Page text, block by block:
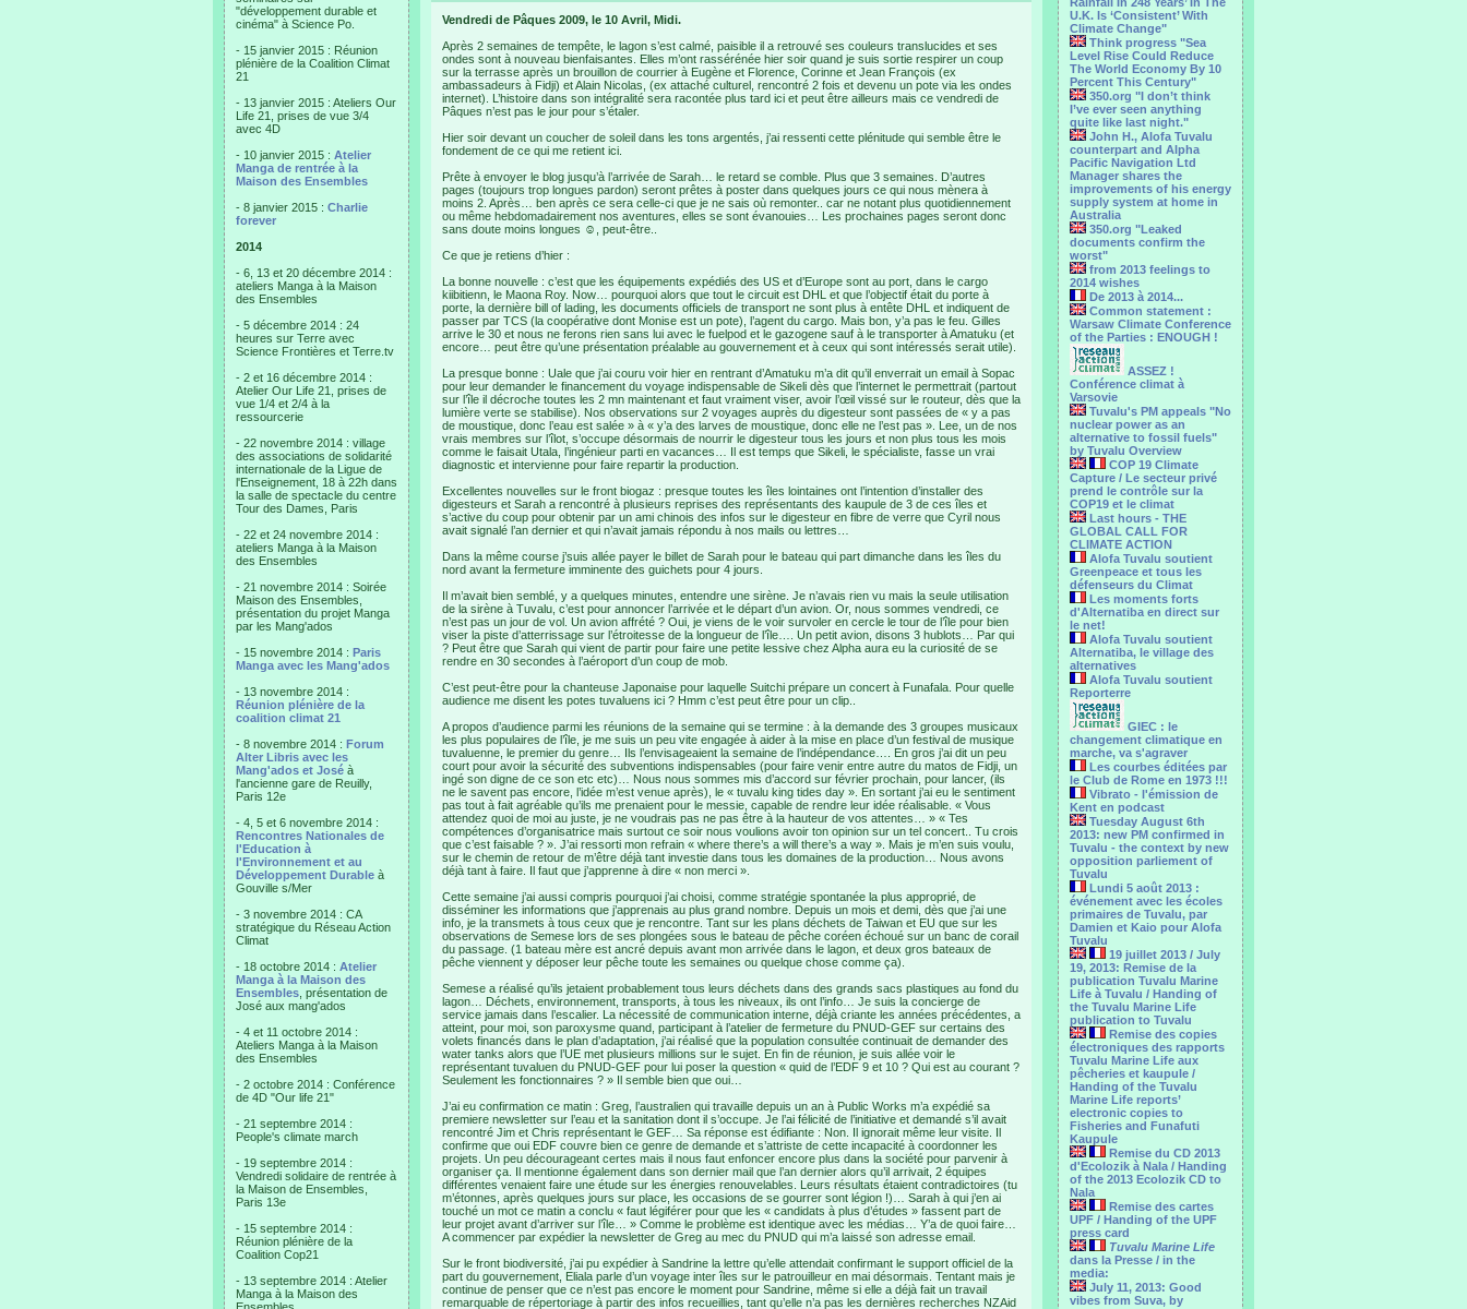
"développement durable et
cinéma" à Science Po.
- 15 janvier 2015 : Réunion
plénière de la Coalition Climat
21
- 13 janvier 2015 : Ateliers Our
Life 21, prises de vue 3/4
avec 4D
- 10 janvier 2015 : Atelier
Manga de rentrée à la
Maison des Ensembles
- 8 janvier 2015 : Charlie
forever
2014
- 6, 13 et 20 décembre 2014 :
ateliers Manga à la Maison
des Ensembles
- 5 décembre 2014 : 24
heures sur Terre avec
Science Frontières et Terre.tv
- 2 et 16 décembre 2014 :
Atelier Our Life 21, prises de
vue 1/4 et 2/4 à la
ressourcerie
- 22 novembre 2014 : village
des associations de solidarité
internationale de la Ligue de
l'Enseignement, 18 à 22h dans
la salle de spectacle du centre
Tour des Dames, Paris
- 22 et 24 novembre 2014 :
ateliers Manga à la Maison
des Ensembles
- 21 novembre 2014 : Soirée
Maison des Ensembles,
présentation du projet Manga
par les Mang'ados
- 15 novembre 2014 : Paris
Manga avec les Mang'ados
- 13 novembre 2014 :
Réunion plénière de la
coalition climat 21
- 8 novembre 2014 : Forum
Alter Libris avec les
Mang'ados et José à
l'ancienne gare de Reuilly,
Paris 12e
- 4, 5 et 6 novembre 2014 :
Rencontres Nationales de
l'Education à
l'Environnement et au
Développement Durable à
Gouville s/Mer
- 3 novembre 2014 : CA
stratégique du Réseau Action
Climat
- 18 octobre 2014 : Atelier
Manga à la Maison des
Ensembles , présentation de
José aux mang'ados
- 4 et 11 octobre 2014 :
Ateliers Manga à la Maison
des Ensembles
- 2 octobre 2014 : Conférence
de 4D "Our life 21"
- 21 septembre 2014 :
People's climate march
- 19 septembre 2014 :
Vendredi solidaire de rentrée à
la Maison de Ensembles,
Paris 13e
- 15 septembre 2014 :
Réunion plénière de la
Coalition Cop21
- 13 septembre 2014 : Atelier
Manga à la Maison des
U.K. Is ‘Consistent’ With
Climate Change"
Think progress "Sea
Level Rise Could Reduce
The World Economy By 10
Percent This Century"
350.org "I don’t think
I’ve ever seen anything
quite like last night."
John H., Alofa Tuvalu
counterpart and Alpha
Pacific Navigation Ltd
Manager shares the
improvements of his energy
supply system at home in
Australia
350.org "Leaked
documents confirm the
worst"
from 2013 feelings to
2014 wishes
De 2013 à 2014...
Common statement :
Warsaw Climate Conference
of the Parties : ENOUGH !
ASSEZ !
Conférence climat à
Varsovie
Tuvalu's PM appeals "No
nuclear power as an
alternative to fossil fuels"
by Tuvalu Overview
COP 19 Climate
Capture / Le secteur privé
prend le contrôle sur la
COP19 et le climat
Last hours - THE
GLOBAL CALL FOR
CLIMATE ACTION
Alofa Tuvalu soutient
Greenpeace et tous les
défenseurs du Climat
Les moments forts
d'Alternatiba en direct sur
le net!
Alofa Tuvalu soutient
Alternatiba, le village des
alternatives
Alofa Tuvalu soutient
Reporterre
GIEC : le
changement climatique en
marche, va s'agraver
Les courbes éditées par
le Club de Rome en 1973 !!!
Vibrato - l'émission de
Kent en podcast
Tuesday August 6th
2013: new PM confirmed in
Tuvalu - the context by new
opposition parliement of
Tuvalu
Lundi 5 août 2013 :
événement avec les écoles
primaires de Tuvalu, par
Damien et Kaio pour Alofa
Tuvalu
19 juillet 2013 / July
19, 2013: Remise de la
publication Tuvalu Marine
Life à Tuvalu / Handing of
the Tuvalu Marine Life
publication to Tuvalu
Remise des copies
électroniques des rapports
Tuvalu Marine Life aux
pêcheries et kaupule /
Handing of the Tuvalu
Marine Life reports’
electronic copies to
Fisheries and Funafuti
Kaupule
Remise du CD 2013
d'Ecolozik à Nala / Handing
of the 2013 Ecolozik CD to
Nala
Remise des cartes
UPF / Handing of the UPF
press card
Tuvalu Marine Life
dans la Presse / in the
media:
July 11, 2013: Good
vibes from Suva, by
Vendredi de Pâques 2009, le 10 Avril, Midi.
Après 2 semaines de tempête, le lagon s’est calmé, paisible il a retrouvé ses couleurs translucides et ses
ondes sont à nouveau bienfaisantes. Elles m’ont rassérénée hier soir quand je suis sortie respirer un coup
sur la terrasse après un brouillon de courrier à Eugène et Florence, Corinne et Jean François (ex
ambassadeurs à Fidji) et Alain Nicolas, (ex attaché culturel, rencontré 2 fois et devenu un pote via les ondes
internet). L’histoire dans son intégralité sera racontée plus tard ici et peut être ailleurs mais ce vendredi de
Pâques n’est pas le jour pour s’étaler.
Hier soir devant un coucher de soleil dans les tons argentés, j’ai ressenti cette plénitude qui semble être le
fondement de ce qui me retient ici.
Prête à envoyer le blog jusqu’à l’arrivée de Sarah… le retard se comble. Plus que 3 semaines. D’autres
pages (toujours trop longues pardon) seront prêtes à poster dans quelques jours ce qui nous mènera à
moins 2. Après… ben après ce sera celle-ci que je ne sais où remonter.. car ne notant plus quotidiennement
ou même hebdomadairement nos aventures, elles se sont évanouies… Les prochaines pages seront donc
sans doute moins longues ☺, peut-être..
Ce que je retiens d’hier :
La bonne nouvelle : c’est que les équipements expédiés des US et d’Europe sont au port, dans le cargo
kiibitienn, le Maona Roy. Now… pourquoi alors que tout le circuit est DHL et que l’objectif était du porte à
porte, la dernière bill of lading, les documents officiels de transport ne sont plus à entête DHL et indiquent de
passer par TCS (la coopérative dont Monise est un pote), l’agent du cargo. Mais bon, y’a pas le feu. Gilles
arrive le 30 et nous ne ferons rien sans lui avec le fuelpod et le gazogene sauf à le transporter à Amatuku (et
encore… peut être qu’une présentation préalable au gouvernement et à ceux qui sont intéressés serait utile).
La presque bonne : Uale que j’ai couru voir hier en rentrant d’Amatuku m’a dit qu’il enverrait un email à Sopac
pour leur demander le financement du voyage indispensable de Sikeli dès que l’internet le permettrait (partout
sur l’île il décroche toutes les 2 mn maintenant et faut vraiment viser, avoir l’œil vissé sur le routeur, dès que la
lumière verte se stabilise). Nos observations sur 2 voyages auprès du digesteur sont passées de « y a pas
de moustique, donc l’eau est salée » à « y’a des larves de moustique, donc elle ne l’est pas ». Lee, un de nos
vrais membres sur l’îlot, s’occupe désormais de nourrir le digesteur tous les jours et non plus tous les mois
comme le faisait Utala, l’ingénieur parti en vacances… Il est temps que Sikeli, le spécialiste, fasse un vrai
diagnostic et intervienne pour faire repartir la production.
Excellentes nouvelles sur le front biogaz : presque toutes les îles lointaines ont l’intention d’installer des
digesteurs et Sarah a rencontré à plusieurs reprises des représentants des kaupule de 3 de ces îles et
s’active du coup pour obtenir par un ami chinois des infos sur le digesteur en fibre de verre que Cyril nous
avait signalé l’an dernier et qui n’avait jamais répondu à nos mails ou lettres…
Dans la même course j’suis allée payer le billet de Sarah pour le bateau qui part dimanche dans les îles du
nord avant la fermeture imminente des guichets pour 4 jours.
Il m’avait bien semblé, y a quelques minutes, entendre une sirène. Je n’avais rien vu mais la seule utilisation
de la sirène à Tuvalu, c’est pour annoncer l’arrivée et le départ d’un avion. Or, nous sommes vendredi, ce
n’est pas un jour de vol. Un avion affrété ? Oui, je viens de le voir survoler en cercle le tour de l’île pour bien
viser la piste d’atterrissage sur l’étroitesse de la longueur de l’île…. Un petit avion, disons 3 hublots… Par qui
? Peut être que Sarah qui vient de partir pour faire une petite lessive chez Alpha aura eu la curiosité de se
rendre en 30 secondes à l’aéroport d’un coup de mob.
C’est peut-être pour la chanteuse Japonaise pour laquelle Suitchi prépare un concert à Funafala. Pour quelle
audience me disent les potes tuvaluens ici ? Hmm c’est peut être pour un clip..
A propos d’audience parmi les réunions de la semaine qui se termine : à la demande des 3 groupes musicaux
les plus populaires de l’île, je me suis un peu vite engagée à aider à la mise en place d’un festival de musique
tuvaluenne, le premier du genre… Ils l’envisageaient la semaine de l’indépendance…. En gros j’ai dit un peu
court pour avoir la sécurité des subventions indispensables (pour faire venir entre autre du matos de Fidji, un
ingé son digne de ce son etc etc)… Nous nous sommes mis d’accord sur février prochain, pour lancer, (ils
ne le savent pas encore, l’idée m’est venue après), le « tuvalu king tides day ». En sortant j’ai eu le sentiment
pas tout à fait agréable qu’ils me prenaient pour le messie, capable de rendre leur idée réalisable. « Vous
attendez quoi de moi au juste, je ne voudrais pas ne pas être à la hauteur de vos attentes… » « Tes
compétences d’organisatrice mais surtout ce soir nous voulions avoir ton opinion sur un tel concert.. Tu crois
que c’est faisable ? ». J’ai ressorti mon refrain « where there’s a will there’s a way ». Mais je m’en suis voulu,
sur le chemin de retour de m’être déjà tant investie dans tous les domaines de la production… Nous avons
déjà tant à faire. Il faut que j’apprenne à dire « non merci ».
Cette semaine j’ai aussi compris pourquoi j’ai choisi, comme stratégie spontanée la plus approprié, de
disséminer les informations que j’apprenais au plus grand nombre. Depuis un mois et demi, dès que j’ai une
info, je la transmets à tous ceux que je rencontre. Tant sur les plans déchets de Taiwan et EU que sur les
observations de Semese lors de ses plongées sous le bateau de pêche coréen échoué sur un banc de corail
du passage. (1 bateau mère est ancré depuis avant mon arrivée dans le lagon, et deux gros bateaux de
pêche viennent y déposer leur pêche toute les semaines ou quelque chose comme ça).
Semese a réalisé qu’ils jetaient probablement tous leurs déchets dans des grands sacs plastiques au fond du
lagon… Déchets, environnement, transports, à tous les niveaux, ils ont l’info… Je suis la concierge de
service jamais dans l’escalier. La nécessité de communication interne, déjà criante les années précédentes, a
atteint, pour moi, son paroxysme quand, participant à l’atelier de fermeture du PNUD-GEF sur certains des
volets financés dans le plan d’adaptation, j’ai réalisé que la population consultée continuait de demander des
water tanks alors que l’UE met plusieurs millions sur le sujet. En fin de réunion, je suis allée voir le
représentant tuvaluen du PNUD-GEF pour lui poser la question « quid de l’EDF 9 et 10 ? Qui est au courant ?
Seulement les fonctionnaires ? » Il semble bien que oui…
J’ai eu confirmation ce matin : Greg, l’australien qui travaille depuis un an à Public Works m’a expédié sa
premiere newsletter sur l’eau et la sanitation dont il s’occupe. Je l’ai félicité de l’initiative et demandé s’il avait
rencontré Jim et Chris représentant le GEF… Sa réponse est édifiante : Non. Il ignorait même leur visite. Il
confirme que oui EDF couvre bien ce genre de demande et s’attriste de cette incapacité à coordonner les
projets. Un peu décourageant certes mais il nous faut enfoncer encore plus dans la société pour parvenir à
organiser ça. Il mentionne également dans son dernier mail que l’an dernier alors qu’il arrivait, 2 équipes
différentes venaient faire une étude sur les énergies renouvelables. Leurs résultats étaient contradictoires (tu
m’étonnes, après quelques jours sur place, les occasions de se gourrer sont légion !)… Sarah à qui j’en ai
touché un mot ce matin a conclu « faut légiférer pour que les « candidats à plus d’études » fassent part de
leur projet avant d’arriver sur l’île… » Comme le problème est identique avec les médias… Y’a de quoi faire…
A commencer par expédier la newsletter de Greg au mec du PNUD qui m’a laissé son adresse email.
Sur le front biodiversité, j’ai pu expédier à Sandrine la lettre qu’elle attendait confirmant le support officiel de la
part du gouvernement, Eliala parle d’un voyage inter îles sur le patrouilleur en mai désormais. Tentant mais je
continue de penser que ce n’est pas encore le moment pour Sandrine, même si elle a déjà fait un travail
remarquable de répertoriage à partir des infos recueillies, tant qu’elle n’a pas les dernières recherches NZAid